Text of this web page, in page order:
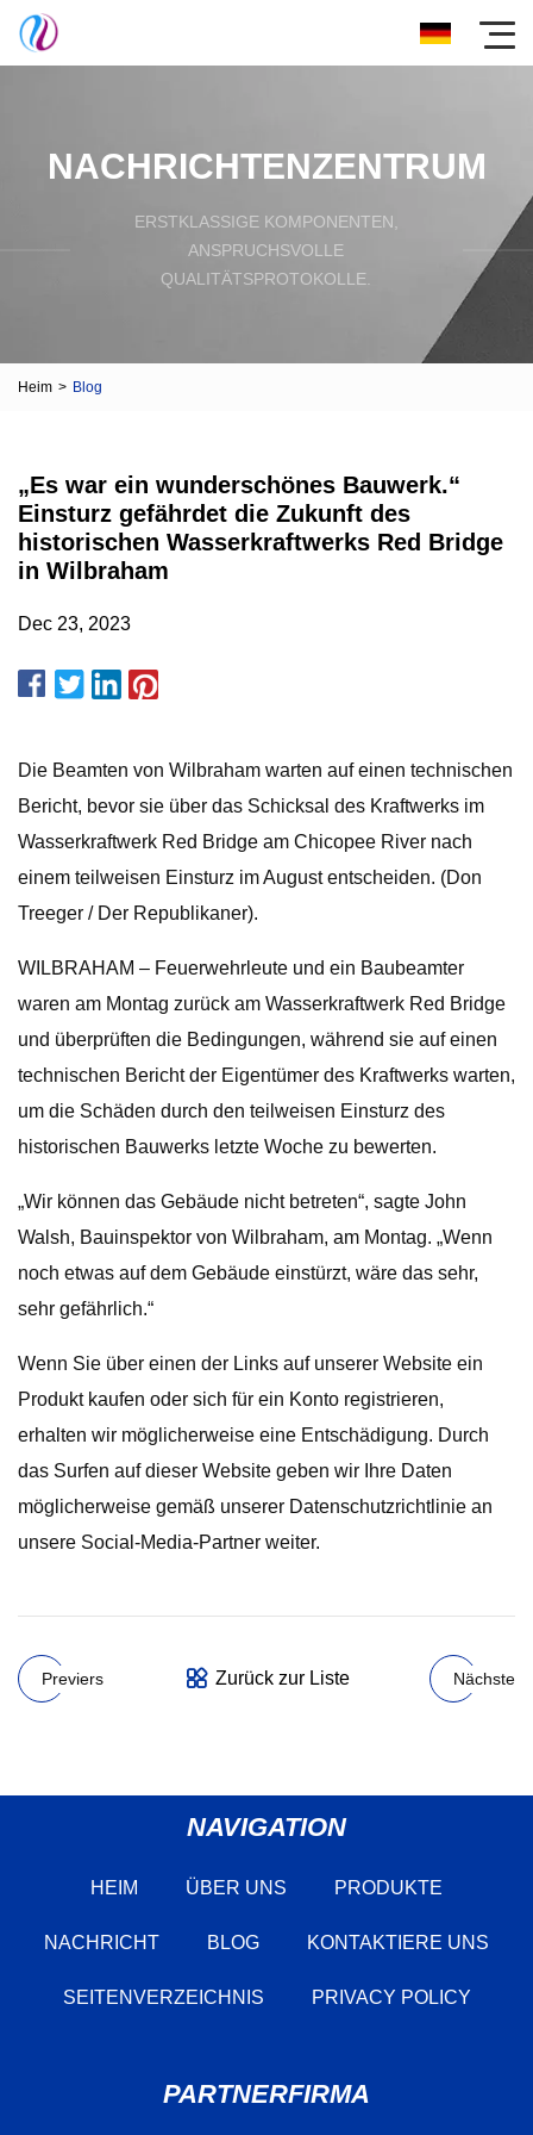
NACHRICHTENZENTRUM
ERSTKLASSIGE KOMPONENTEN,
ANSPRUCHSVOLLE
QUALITÄTSPROTOKOLLE.
Heim > Blog
„Es war ein wunderschönes Bauwerk.“
Einsturz gefährdet die Zukunft des
historischen Wasserkraftwerks Red Bridge
in Wilbraham
Dec 23, 2023
Die Beamten von Wilbraham warten auf einen technischen
Bericht, bevor sie über das Schicksal des Kraftwerks im
Wasserkraftwerk Red Bridge am Chicopee River nach
einem teilweisen Einsturz im August entscheiden. (Don
Treeger / Der Republikaner).
WILBRAHAM – Feuerwehrleute und ein Baubeamter
waren am Montag zurück am Wasserkraftwerk Red Bridge
und überprüften die Bedingungen, während sie auf einen
technischen Bericht der Eigentümer des Kraftwerks warten,
um die Schäden durch den teilweisen Einsturz des
historischen Bauwerks letzte Woche zu bewerten.
„Wir können das Gebäude nicht betreten“, sagte John
Walsh, Bauinspektor von Wilbraham, am Montag. „Wenn
noch etwas auf dem Gebäude einstürzt, wäre das sehr,
sehr gefährlich.“
Wenn Sie über einen der Links auf unserer Website ein
Produkt kaufen oder sich für ein Konto registrieren,
erhalten wir möglicherweise eine Entschädigung. Durch
das Surfen auf dieser Website geben wir Ihre Daten
möglicherweise gemäß unserer Datenschutzrichtlinie an
unsere Social-Media-Partner weiter.
Previers Zurück zur Liste Nächste
NAVIGATION
HEIM ÜBER UNS PRODUKTE
NACHRICHT BLOG KONTAKTIERE UNS
SEITENVERZEICHNIS PRIVACY POLICY
PARTNERFIRMA